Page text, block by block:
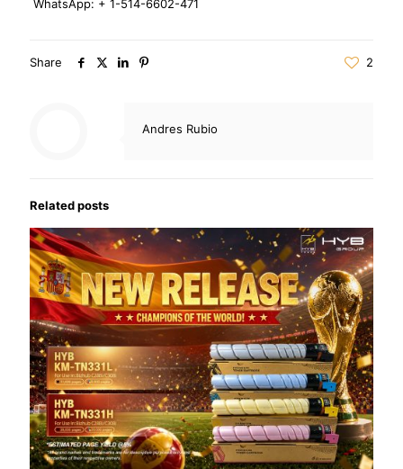
WhatsApp: + 1-514-6602-471
Share 2
Andres Rubio
Related posts